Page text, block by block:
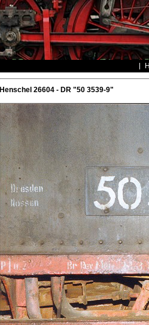
Henschel 26604 - DR "50 3539-9"